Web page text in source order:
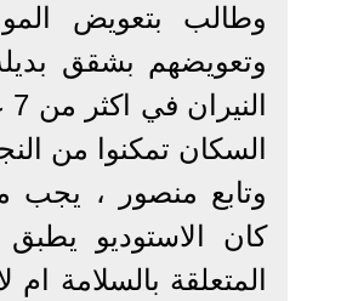
وطالب بتعويض
وتعويضهم بشقق
السكان تمكنوا من
وتابع منصور ، يجب
كان الاستوديو يطبق
المتعلقة بالسلامة